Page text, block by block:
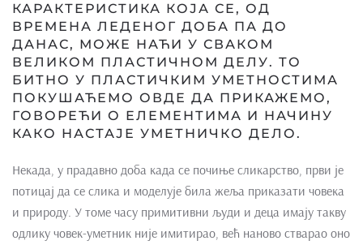
КАРАКТЕРИСТИКА КОЈА СЕ, ОД
ВРЕМЕНА ЛЕДЕНОГ ДОБА ПА ДО
ДАНАС, МОЖЕ НАЋИ У СВАКОМ
ВЕЛИКОМ ПЛАСТИЧНОМ ДЕЛУ. ТО
БИТНО У ПЛАСТИЧКИМ УМЕТНОСТИМА
ПОКУШАЋЕМО ОВДЕ ДА ПРИКАЖЕМО,
ГОВОРЕЋИ О ЕЛЕМЕНТИМА И НАЧИНУ
КАКО НАСТАЈЕ УМЕТНИЧКО ДЕЛО.
Некада, у прадавно доба када се почиње сликарство, први је
потицај да се слика и моделује била жеља приказати човека
и природу. У томе часу примитивни људи и деца имају такву
одлику човек-уметник није имитирао, већ наново стварао оно